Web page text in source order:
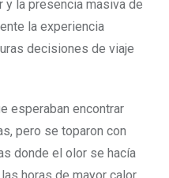
y la presencia masiva de
la experiencia
decisiones de viaje
esperaban encontrar
pero se toparon con
donde el olor se hacía